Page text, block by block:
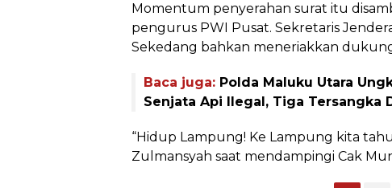
Momentum penyerahan surat itu
pengurus PWI Pusat. Sekretaris
Sekedang bahkan meneriakkan
Baca juga: Polda Maluku Utara
Senjata Api Ilegal, Tiga Tersangka
“Hidup Lampung! Ke Lampung kita
Zulmansyah saat mendampingi Cak